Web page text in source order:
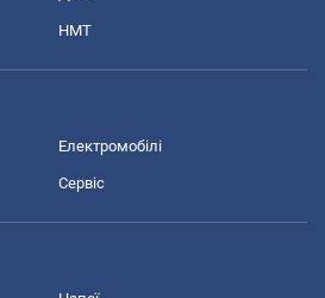
НМТ
Електромобілі
Сервіс